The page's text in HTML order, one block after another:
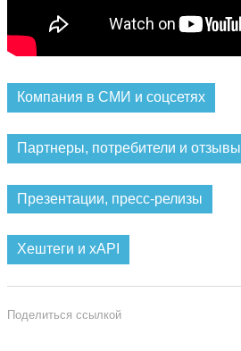
Компания в СМИ и соцсетях
Партнеры, потребители и отзывы
Презентации, пресс-релизы
Хештеги и xAPI
Поделиться ссылкой